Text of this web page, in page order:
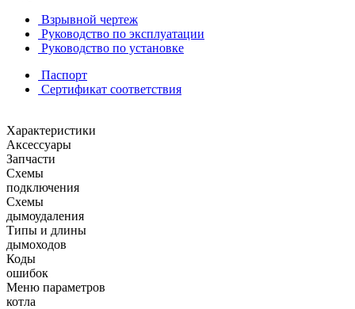
Взрывной чертеж
Руководство по эксплуатации
Руководство по установке
Паспорт
Сертификат соответствия
Характеристики
Аксессуары
Запчасти
Схемы
подключения
Схемы
дымоудаления
Типы и длины
дымоходов
Коды
ошибок
Меню параметров
котла